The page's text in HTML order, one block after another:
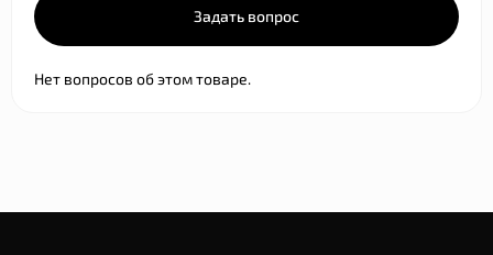
Задать вопрос
Нет вопросов об этом товаре.